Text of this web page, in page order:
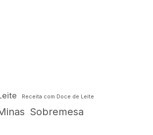
Receita com Doce de Leite
Sobremesa